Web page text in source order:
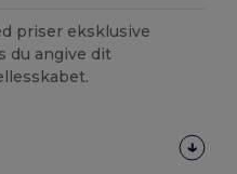
priser eksklusive
du angive dit